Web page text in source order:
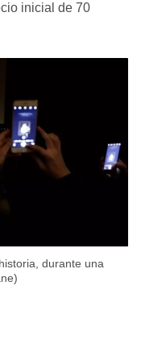
inicial de 70
durante una